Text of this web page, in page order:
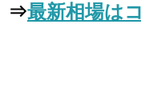
⇒最新相場は